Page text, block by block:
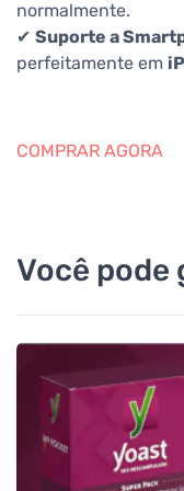
normalmente.
✔ Suporte a
perfeitamente em
COMPRAR AGORA
Você pode